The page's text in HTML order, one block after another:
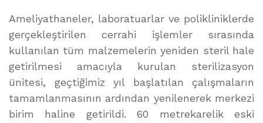
Ameliyathaneler, laboratuarlar ve polikliniklerde
gerçekleştirilen cerrahi işlemler sırasında
kullanılan tüm malzemelerin yeniden steril hale
getirilmesi amacıyla kurulan sterilizasyon
ünitesi, geçtiğimiz yıl başlatılan çalışmaların
tamamlanmasının ardından yenilenerek merkezi
birim haline getirildi. 60 metrekarelik eski